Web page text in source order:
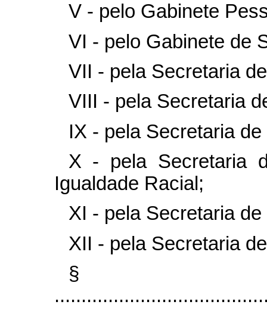
V - pelo Gabinete
VI - pelo Gabinete de
VII - pela Secretaria
VIII - pela Secretaria
IX - pela Secretaria
X - pela Secretaria
Igualdade Racial;
XI - pela Secretaria
XII - pela Secretaria
§